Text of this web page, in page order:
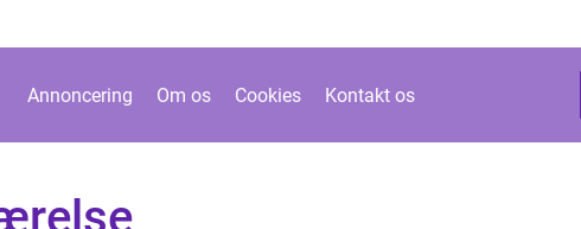
Annoncering Om os Cookies Kontakt os